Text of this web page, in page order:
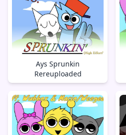
Ays Sprunkin
Rereuploaded